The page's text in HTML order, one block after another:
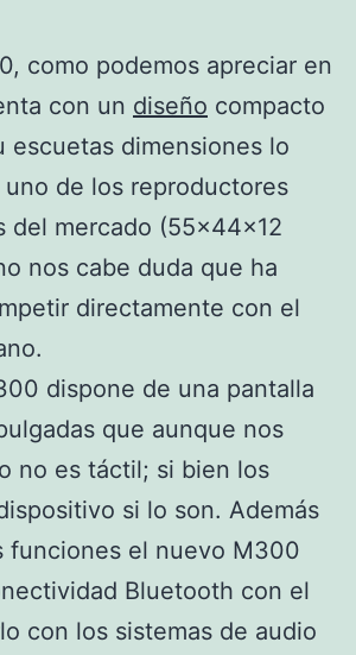
como podemos apreciar en
con un diseño compacto
escuetas dimensiones lo
de los reproductores
del mercado (55×44×12
nos cabe duda que ha
directamente con el
dispone de una pantalla
que aunque nos
no es táctil; si bien los
si lo son. Además
funciones el nuevo M300
Bluetooth con el
con los sistemas de audio